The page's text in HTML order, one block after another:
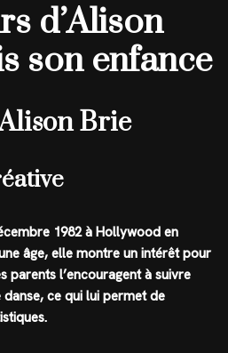
d’Alison
son enfance
Brie
1982 à Hollywood en
âge, elle montre un intérêt pour
parents l’encouragent à suivre
ce qui lui permet de